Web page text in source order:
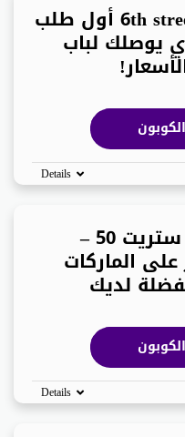
كود خصم 6th street أول طلب
يوصلك لباب
Details
كود خصم 6 ستريت 50 –
الماركات
لديك
Details